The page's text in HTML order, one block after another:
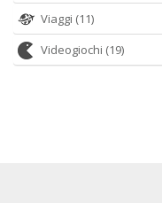
Viaggi (11)
Videogiochi (19)